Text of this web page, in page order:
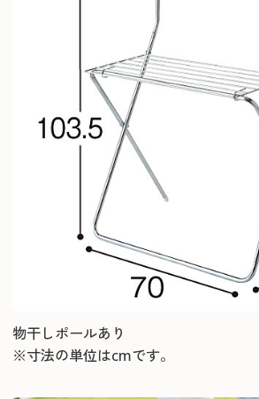
物干しポールあり
※寸法の単位はcmです。